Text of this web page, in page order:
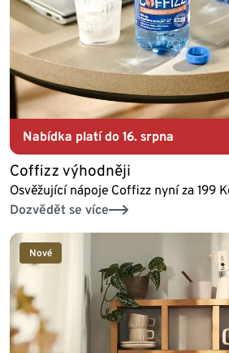
Nabídka platí do 16. srpna
Coffizz výhodněji
Osvěžující nápoje Coffizz nyní za 199
Dozvědět se více
Nové